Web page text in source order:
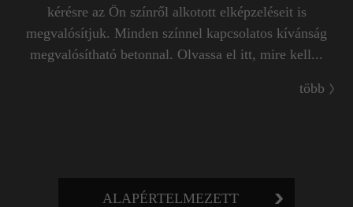
kérésre az Ön színről alkotott elképzeléseit is
megvalósítjuk. Minden színnel kapcsolatos kívánság
megvalósítható betonnal. Olvassa el itt, mire kell...
több
ALAPÉRTELMEZETT